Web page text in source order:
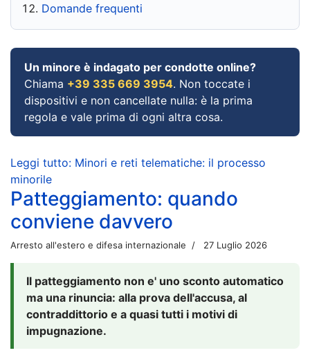
Domande frequenti
Un minore è indagato per condotte online?
Chiama +39 335 669 3954. Non toccate i
dispositivi e non cancellate nulla: è la prima
regola e vale prima di ogni altra cosa.
Leggi tutto: Minori e reti telematiche: il processo
minorile
Patteggiamento: quando
conviene davvero
Arresto all'estero e difesa internazionale 27 Luglio 2026
Il patteggiamento non e' uno sconto automatico
ma una rinuncia: alla prova dell'accusa, al
contraddittorio e a quasi tutti i motivi di
impugnazione.